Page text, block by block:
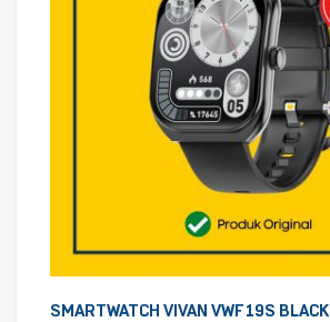
SMARTWATCH VIVAN VWF19S BLACK